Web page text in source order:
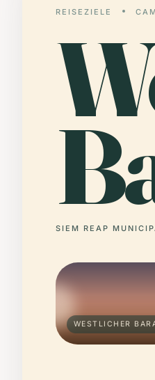
REISEZIELE
SIEM REAP
WESTLICHER